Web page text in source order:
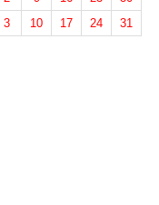
3 10 17 24 31